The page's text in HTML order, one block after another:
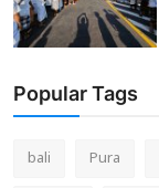
Popular Tags
bali Pura